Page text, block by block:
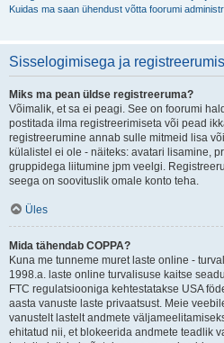
Kuidas ma saan ühendust võtta foorumi
Sisselogimisega ja
Miks ma pean üldse registreeruma?
Võimalik, et sa ei peagi. See on foorumi
postitada ilma registreerimiseta või pead
registreerumine annab sulle mitmeid lisa
külalistel ei ole - näiteks: avatari lisamine,
gruppidega liitumine jpm veelgi.
seega on soovituslik omale konto teha.
Üles
Mida tähendab COPPA?
Kuna me tunneme muret laste online -
1998.a. laste online turvalisuse kaitse
FTC regulatsiooniga kehtestatakse USA
aasta vanuste laste privaatsust. Meie
vanustelt lastelt andmete
ehitatud nii, et blokeerida andmete teadlik